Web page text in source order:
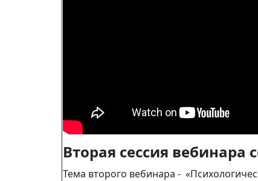
Вторая сессия вебинара
Тема второго вебинара -